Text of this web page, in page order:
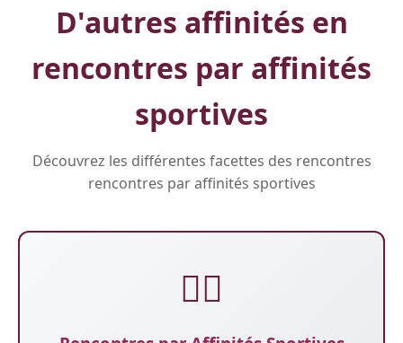
D'autres affinités en
rencontres par affinités
sportives
Découvrez les différentes facettes des rencontres
rencontres par affinités sportives
🏃‍♂️